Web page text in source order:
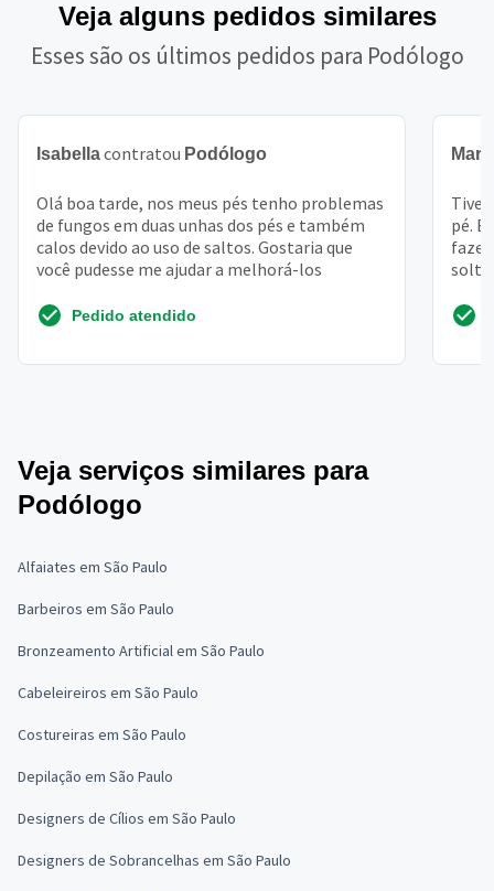
Veja alguns pedidos similares
Esses são os últimos pedidos para Podólogo
Isabellacontratou Podólogo
Olá boa tarde, nos meus pés tenho problemas
de fungos em duas unhas dos pés e também
calos devido ao uso de saltos. Gostaria que
você pudesse me ajudar a melhorá-los
Pedido atendido
Tive
pé.
Veja serviços similares para
Podólogo
Alfaiates em São Paulo
Barbeiros em São Paulo
Bronzeamento Artificial em São Paulo
Cabeleireiros em São Paulo
Costureiras em São Paulo
Depilação em São Paulo
Designers de Cílios em São Paulo
Designers de Sobrancelhas em São Paulo